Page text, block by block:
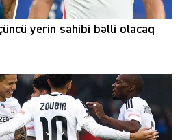
yerin sahibi bəlli olacaq